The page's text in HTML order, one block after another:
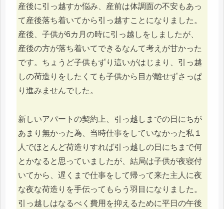
産後に引っ越すか悩み、産前は体調面の不安もあっ
て産後落ち着いてから引っ越すことになりました。
産後、子供が6カ月の時に引っ越しをしましたが、
産後の方が落ち着いてできるなんて考えが甘かった
です。ちょうど子供もずり這いがはじまり、引っ越
しの荷造りをしたくても子供から目が離せずさっぱ
り進みませんでした。
新しいアパートの契約上、引っ越しまでの日にちが
あまり無かった為、当時仕事をしていなかった私１
人でほとんど荷造りすれば引っ越しの日にちまで何
とかなると思っていましたが、結局は子供が夜寝付
いてから、遅くまで仕事をして帰って来た主人に夜
な夜な荷造りを手伝ってもらう羽目になりました。
引っ越しはなるべく費用を抑えるために平日の午後